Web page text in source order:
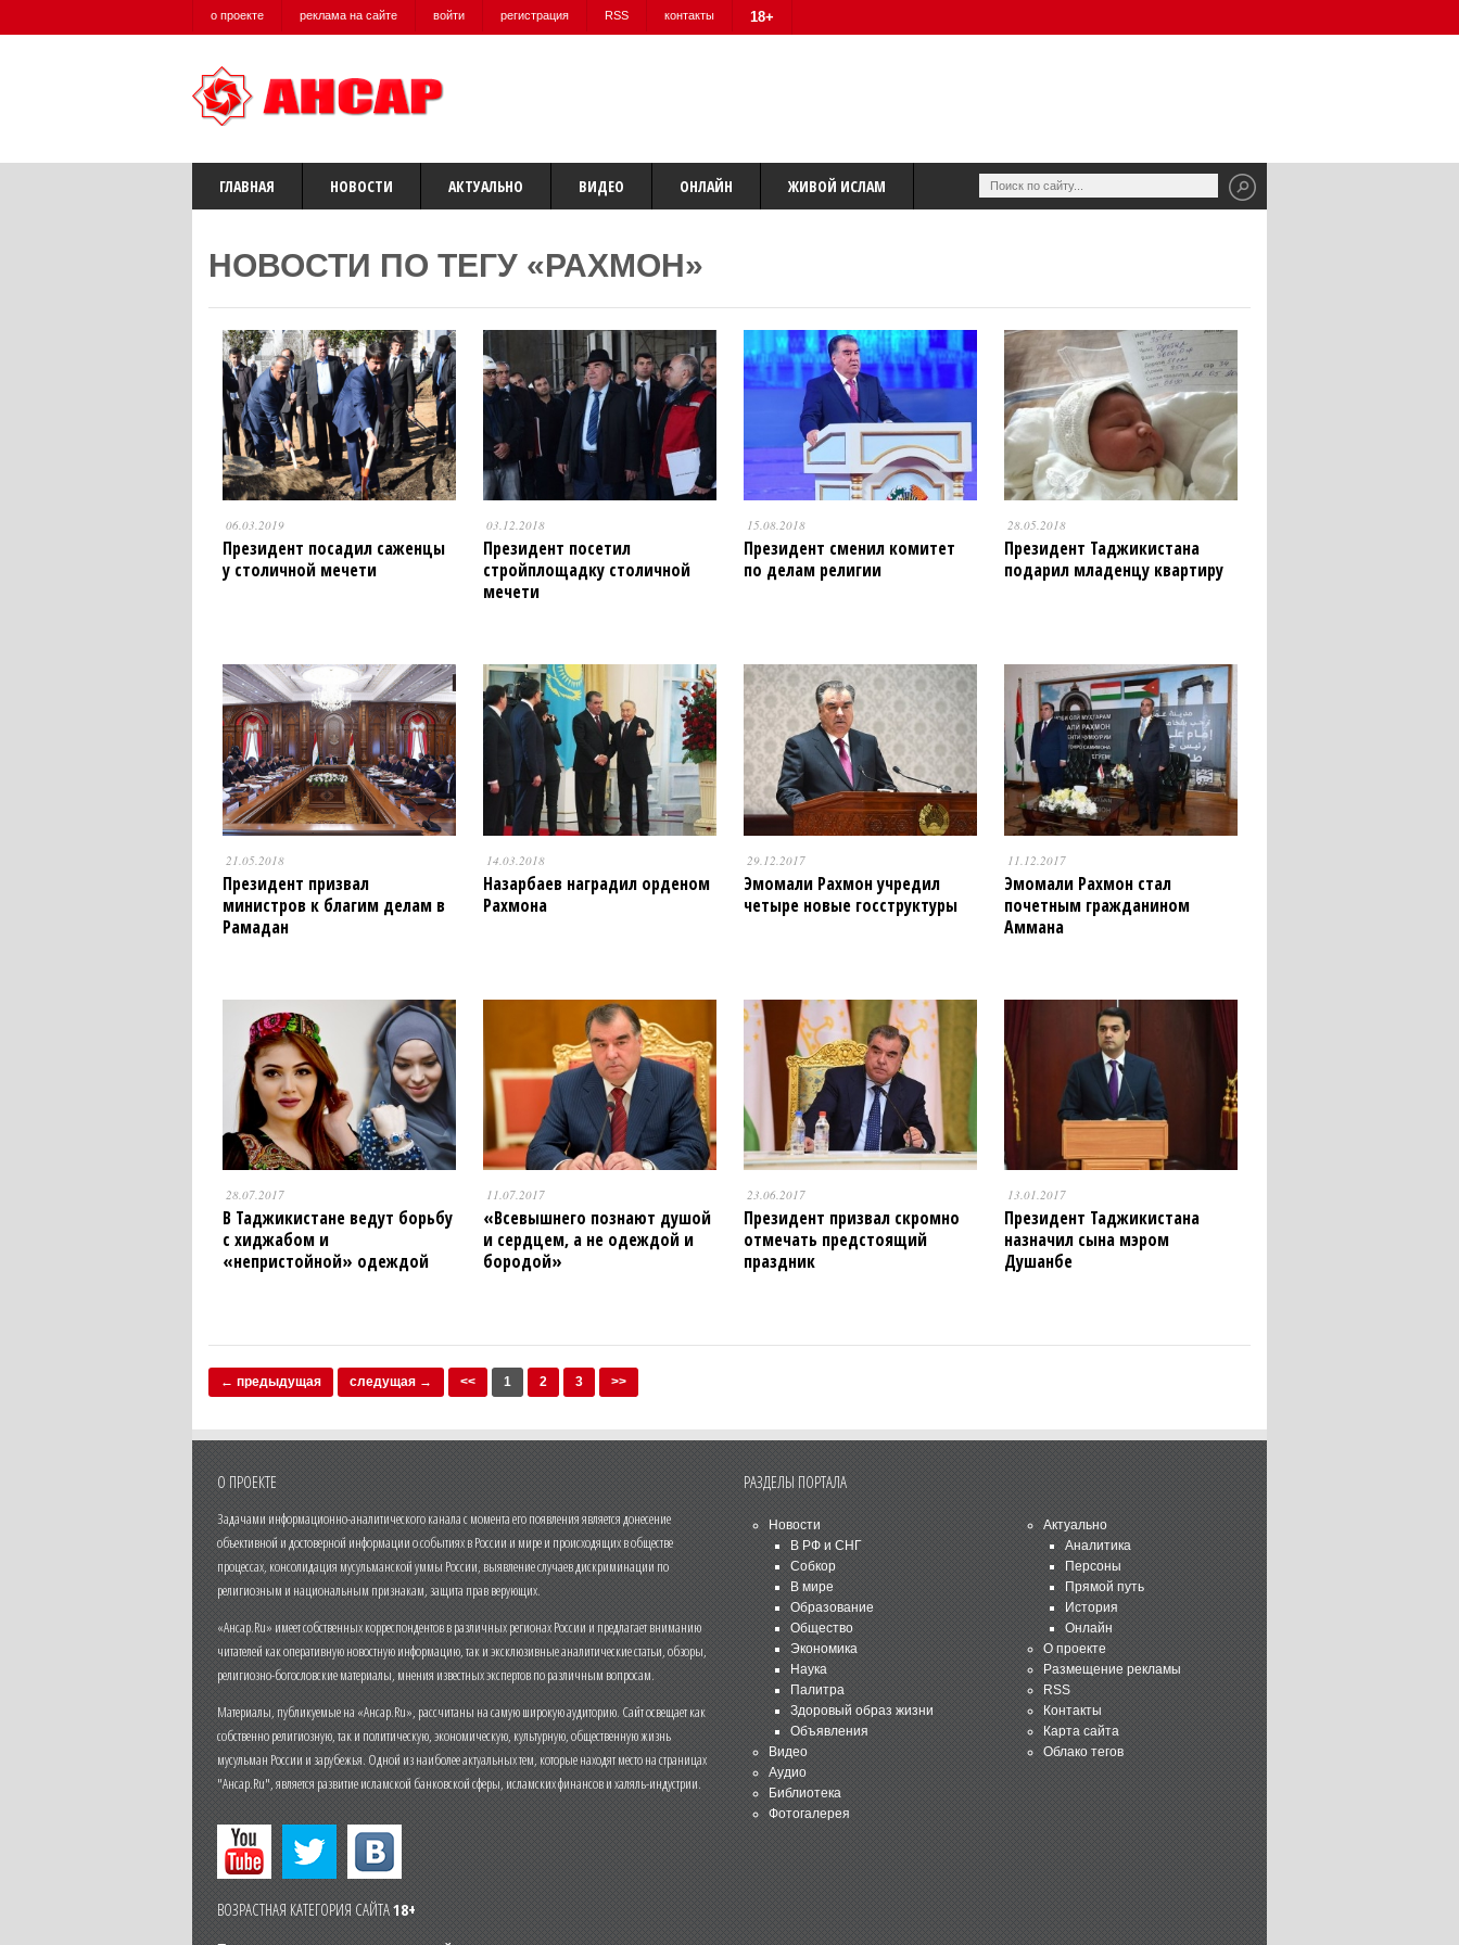
о проекте реклама на сайте войти регистрация RSS контакты 18+
ГЛАВНАЯ НОВОСТИ АКТУАЛЬНО ВИДЕО ОНЛАЙН ЖИВОЙ ИСЛАМ
НОВОСТИ ПО ТЕГУ «РАХМОН»
06.03.2019
Президент посадил саженцы
у столичной мечети
03.12.2018
Президент посетил
стройплощадку столичной
мечети
15.08.2018
Президент сменил комитет
по делам религии
28.05.2018
Президент Таджикистана
подарил младенцу квартиру
21.05.2018
Президент призвал
министров к благим делам в
Рамадан
14.03.2018
Назарбаев наградил орденом
Рахмона
29.12.2017
Эмомали Рахмон учредил
четыре новые госструктуры
11.12.2017
Эмомали Рахмон стал
почетным гражданином
Аммана
28.07.2017
В Таджикистане ведут борьбу
с хиджабом и
«непристойной» одеждой
11.07.2017
«Всевышнего познают душой
и сердцем, а не одеждой и
бородой»
23.06.2017
Президент призвал скромно
отмечать предстоящий
праздник
13.01.2017
Президент Таджикистана
назначил сына мэром
Душанбе
← предыдущая следущая → << 1 2 3 >>
О ПРОЕКТЕ
Задачами информационно-аналитического канала с момента его появления является донесение
объективной и достоверной информации о событиях в России и мире и происходящих в обществе
процессах, консолидация мусульманской уммы России, выявление случаев дискриминации по
религиозным и национальным признакам, защита прав верующих.
«Ансар.Ru» имеет собственных корреспондентов в различных регионах России и предлагает вниманию
читателей как оперативную новостную информацию, так и эксклюзивные аналитические статьи, обзоры,
религиозно-богословские материалы, мнения известных экспертов по различным вопросам.
Материалы, публикуемые на «Ансар.Ru», рассчитаны на самую широкую аудиторию. Сайт освещает как
собственно религиозную, так и политическую, экономическую, культурную, общественную жизнь
мусульман России и зарубежья. Одной из наиболее актуальных тем, которые находят место на страницах
"Ансар.Ru", является развитие исламской банковской сферы, исламских финансов и халяль-индустрии.
ВОЗРАСТНАЯ КАТЕГОРИЯ САЙТА18+
РАЗДЕЛЫ ПОРТАЛА
Новости
В РФ и СНГ
Собкор
В мире
Образование
Общество
Экономика
Наука
Палитра
Здоровый образ жизни
Объявления
Видео
Аудио
Библиотека
Фотогалерея
Актуально
Аналитика
Персоны
Прямой путь
История
Онлайн
О проекте
Размещение рекламы
RSS
Контакты
Карта сайта
Облако тегов